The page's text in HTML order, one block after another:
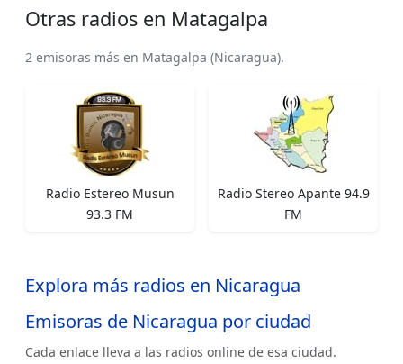
Otras radios en Matagalpa
2 emisoras más en Matagalpa (Nicaragua).
Radio Estereo Musun
93.3 FM
Radio Stereo Apante 94.9
FM
Explora más radios en Nicaragua
Emisoras de Nicaragua por ciudad
Cada enlace lleva a las radios online de esa ciudad.